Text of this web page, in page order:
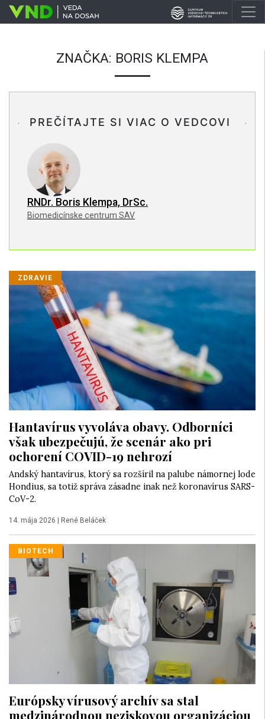
ZNAČKA: BORIS KLEMPA
PREČÍTAJTE SI VIAC O VEDCOVI
RNDr. Boris Klempa, DrSc.
Biomedicínske centrum SAV
ZDRAVIE
Hantavírus vyvoláva obavy. Odborníci
však ubezpečujú, že scenár ako pri
ochorení COVID-19 nehrozí
Andský hantavírus, ktorý sa rozšíril na palube námornej lode
Hondius, sa totiž správa zásadne inak než koronavírus SARS-
CoV-2.
14. mája 2026 René Beláček
BIOTECH
Európsky vírusový archív sa stal
medzinárodnou neziskovou organizáciou